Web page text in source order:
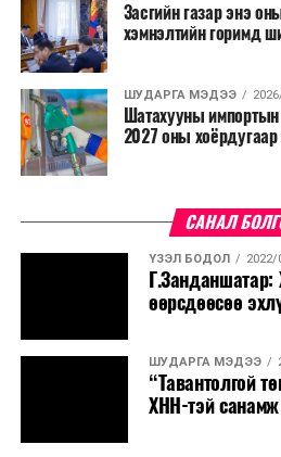
хэмжээг үргэлжлүүлэхийг
Төсвийн сахилга бат сайжирч,
байдал хэвийн болсон
хязгаарлалтыг үе шаттайгаар
Засгийн газар энэ
хэмнэлтийн горимд
ШУДАРГА МЭДЭЭ
Шатахууны
2027 оны
САНАЛ
ҮЗЭЛ БОДОЛ 2022/
Г.Занданшатар:
өөрсдөөсөө
ШУДАРГА МЭДЭЭ
“Тавантолгой
ХНН-тэй санамж